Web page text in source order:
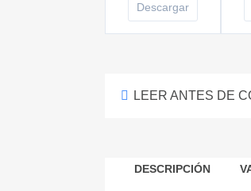
Descargar
LEER ANTES DE
DESCRIPCIÓN